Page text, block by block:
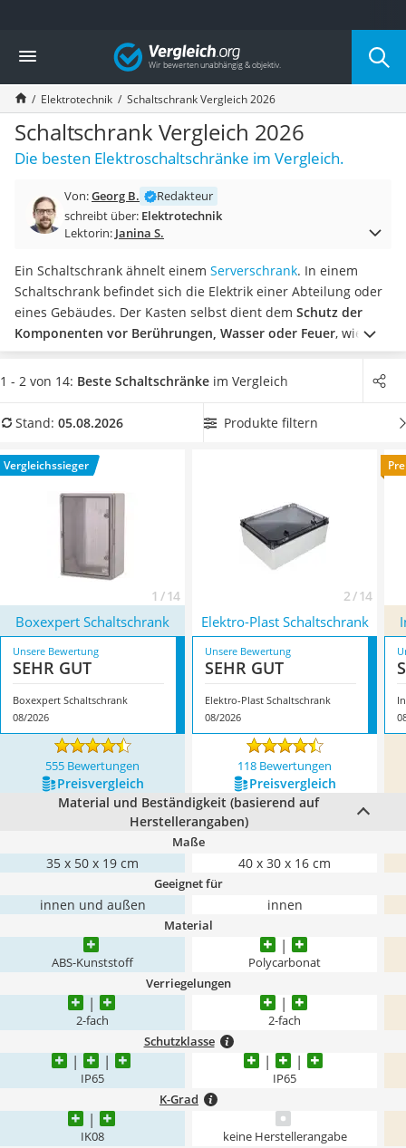
Die beliebtesten Vergleiche nach Kategorie
Baumarkt
Tresor feuerfest
Makita-Akku-Rasenmäher
Kappsäge
Smartes Türschloss
Akku-Rasentrimmer
Feuchtigkeitsmessgerät
Split-Klimaanlage 2 Innengeräte
Pelletofen
Tiefbrunnenpumpe
Fliesenschneider
Hochdruckreiniger
Doppelschleifer
Überwachungskamera
Benzinrasenmäher mit Elektrostart
Löschdecke
Winterharte Palmen
Gasdurchlauferhitzer
Vergleich
Elektrotechnik Schaltschrank Vergleich 2026
Schaltschrank Vergleich 2026
Die besten Elektroschaltschränke im Vergleich.
Von:Georg B.
Redakteur
schreibt über: Elektrotechnik
Lektorin: Janina S.
Ein Schaltschrank ähnelt einem Serverschrank. In einem
Schaltschrank befindet sich die Elektrik einer Abteilung oder
eines Gebäudes. Der Kasten selbst dient dem Schutz der
Komponenten vor Berührungen, Wasser oder Feuer, wie
diverse Tests im Internet zeigen. Zudem wird die Umgebung
vor elektrischen Spannungen geschützt.Wählen Sie jetzt aus
Grad , damit die Elektronik selbst vor Vandalismus gut
besonders das Modell
Eigenschaften.
1 - 2 von 14: Beste Schaltschränke im Vergleich
Stand: 05.08.2026 Produkte filtern
Vergleichssieger
1 / 14 2 / 14
Boxexpert Schaltschrank Elektro-Plast Schaltschrank
Unsere Bewertung
SEHR GUT
Boxexpert Schaltschrank
08/2026
Unsere Bewertung
SEHR GUT
Elektro-Plast Schaltschrank
08/2026
555 Bewertungen 118 Bewertungen
Preis­vergleich
Preis­vergleich
Material und Beständigkeit (basierend auf
Herstellerangaben)
Maße
35 x 50 x 19 cm 40 x 30 x 16 cm
Geeignet für
innen und außen innen
Material
ABS-Kunststoff Polycarbonat
Verriegelungen
2-fach 2-fach
Schutzklasse
IP65 IP65
K-Grad
IK08 keine Herstellerangabe